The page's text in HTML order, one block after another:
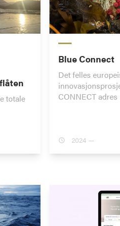
totale
Blue Connect
Det felles
CONNECT adres
2024 —